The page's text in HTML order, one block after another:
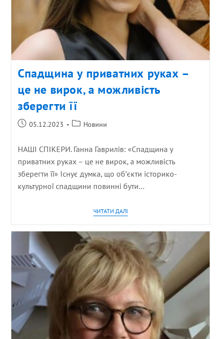
Спадщина у приватних руках –
це не вирок, а можливість
зберегти її
05.12.2023 Новини
НАШІ СПІКЕРИ. Ганна Гаврилів: «Спадщина у
приватних руках – це не вирок, а можливість
зберегти її» Існує думка, що об’єкти історико-
культурної спадщини повинні бути…
ЧИТАТИ ДАЛІ